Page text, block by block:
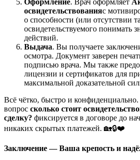
освидетельствованияс
о способности (или отсутствии
освидетельствуемого понимать
действий.
Выдача. Вы получаете
осмотра. Документ заверен
подписью врача. Мы также
лицензии и сертификатов для
максимальной доказательной
Всё чётко, быстро и
вопрос сколько стоит
сделку? фиксируется в договоре до
никаких скрытых платежей. 🏡🔒❤️
Заключение — Ваша крепость и